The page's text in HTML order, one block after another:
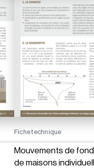
Fiche technique
Mouvements de
de maisons